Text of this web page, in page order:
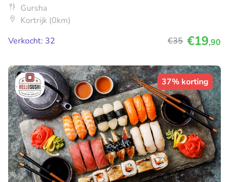
Gursha
Kortrijk (0km)
Verkocht: 32
€35 €19,90
37% korting